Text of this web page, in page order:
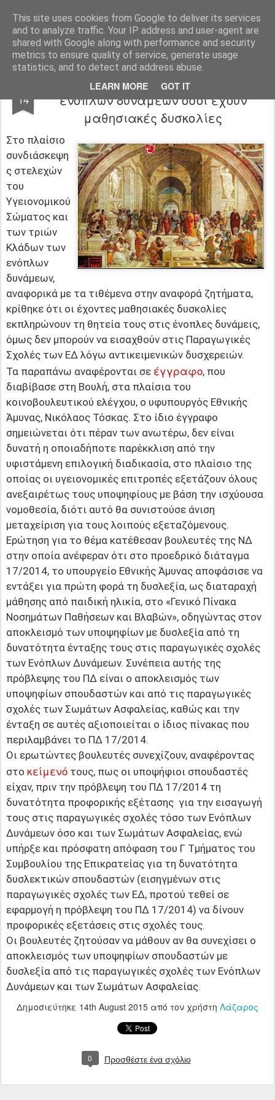
This site uses cookies from Google to deliver its services
and to analyze traffic. Your IP address and user-agent are
shared with Google along with performance and security
metrics to ensure quality of service, generate usage
statistics, and to detect and address abuse.
LEARN MORE GOT IT
Φροντιστήριο Θεωρητικό Φλώρινας
Pages
14
Εκτός των Παραγωγικών Σχολών
ενόπλων δυνάμεων όσοι έχουν
μαθησιακές δυσκολίες
Στο πλαίσιο
συνδιάσκεψη
ς στελεχών
του
Υγειονομικού
Σώματος και
των τριών
Κλάδων των
ενόπλων
δυνάμεων,
αναφορικά με τα τιθέμενα στην αναφορά ζητήματα,
κρίθηκε ότι οι έχοντες μαθησιακές δυσκολίες
εκπληρώνουν τη θητεία τους στις ένοπλες δυνάμεις,
όμως δεν μπορούν να εισαχθούν στις Παραγωγικές
Σχολές των ΕΔ λόγω αντικειμενικών δυσχερειών.
Τα παραπάνω αναφέρονται σε έγγραφο, που
διαβίβασε στη Βουλή, στα πλαίσια του
κοινοβουλευτικού ελέγχου, ο υφυπουργός Εθνικής
Άμυνας, Νικόλαος Τόσκας. Στο ίδιο έγγραφο
σημειώνεται ότι πέραν των ανωτέρω, δεν είναι
δυνατή η οποιαδήποτε παρέκκλιση από την
υφιστάμενη επιλογική διαδικασία, στο πλαίσιο της
οποίας οι υγειονομικές επιτροπές εξετάζουν όλους
ανεξαιρέτως τους υποψηφίους με βάση την ισχύουσα
νομοθεσία, διότι αυτό θα συνιστούσε άνιση
μεταχείριση για τους λοιπούς εξεταζόμενους.
Ερώτηση για το θέμα κατέθεσαν βουλευτές της ΝΔ
στην οποία ανέφεραν ότι στο προεδρικό διάταγμα
17/2014, το υπουργείο Εθνικής Άμυνας αποφάσισε να
εντάξει για πρώτη φορά τη δυσλεξία, ως διαταραχή
μάθησης από παιδική ηλικία, στο «Γενικό Πίνακα
Νοσημάτων Παθήσεων και Βλαβών», οδηγώντας στον
αποκλεισμό των υποψηφίων με δυσλεξία από τη
δυνατότητα ένταξης τους στις παραγωγικές σχολές
των Ενόπλων Δυνάμεων. Συνέπεια αυτής της
πρόβλεψης του ΠΔ είναι ο αποκλεισμός των
υποψηφίων σπουδαστών και από τις παραγωγικές
σχολές των Σωμάτων Ασφαλείας, καθώς και την
ένταξη σε αυτές αξιοποιείται ο ίδιος πίνακας που
περιλαμβάνει το ΠΔ 17/2014.
Οι ερωτώντες βουλευτές συνεχίζουν, αναφέροντας
στο κείμενό τους, πως οι υποψήφιοι σπουδαστές
είχαν, πριν την πρόβλεψη του ΠΔ 17/2014 τη
δυνατότητα προφορικής εξέτασης για την εισαγωγή
τους στις παραγωγικές σχολές τόσο των Ενόπλων
Δυνάμεων όσο και των Σωμάτων Ασφαλείας, ενώ
υπήρξε και πρόσφατη απόφαση του Γ Τμήματος του
Συμβουλίου της Επικρατείας για τη δυνατότητα
δυσλεκτικών σπουδαστών (εισηγμένων στις
παραγωγικές σχολές των ΕΔ, προτού τεθεί σε
εφαρμογή η πρόβλεψη του ΠΔ 17/2014) να δίνουν
προφορικές εξετάσεις στις σχολές τους.
Οι βουλευτές ζητούσαν να μάθουν αν θα συνεχίσει ο
αποκλεισμός των υποψηφίων σπουδαστών με
δυσλεξία από τις παραγωγικές σχολές των Ενόπλων
Δυνάμεων και των Σωμάτων Ασφαλείας.
Δημοσιεύτηκε 14th August 2015 από τον χρήστη Λάζαρος
0 Προσθέστε ένα σχόλιο